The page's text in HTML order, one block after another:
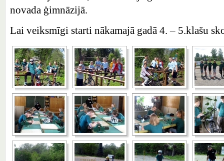
novada ģimnāzijā.
Lai veiksmīgi starti nākamajā gadā 4. – 5.klašu